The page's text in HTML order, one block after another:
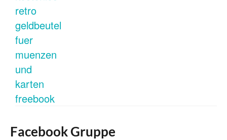
Facebook Gruppe